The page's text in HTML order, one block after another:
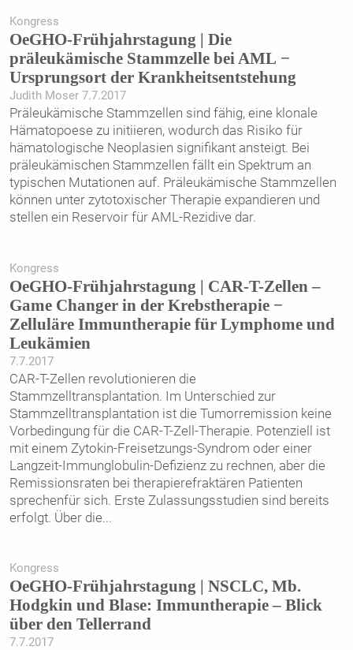
Kongress
OeGHO-Frühjahrstagung | Die
präleukämische Stammzelle bei AML −
Ursprungsort der Krankheitsentstehung
Judith Moser 7.7.2017
Präleukämische Stammzellen sind fähig, eine klonale
Hämatopoese zu initiieren, wodurch das Risiko für
hämatologische Neoplasien signifikant ansteigt. Bei
präleukämischen Stammzellen fällt ein Spektrum an
typischen Mutationen auf. Präleukämische Stammzellen
können unter zytotoxischer Therapie expandieren und
stellen ein Reservoir für AML-Rezidive dar.
Kongress
OeGHO-Frühjahrstagung | CAR-T-Zellen –
Game Changer in der Krebstherapie −
Zelluläre Immuntherapie für Lymphome und
Leukämien
7.7.2017
CAR-T-Zellen revolutionieren die
Stammzelltransplantation. Im Unterschied zur
Stammzelltransplantation ist die Tumorremission keine
Vorbedingung für die CAR-T-Zell-Therapie. Potenziell ist
mit einem Zytokin-Freisetzungs-Syndrom oder einer
Langzeit-Immunglobulin-Defizienz zu rechnen, aber die
Remissionsraten bei therapierefraktären Patienten
sprechenfür sich. Erste Zulassungsstudien sind bereits
erfolgt. Über die...
Kongress
OeGHO-Frühjahrstagung | NSCLC, Mb.
Hodgkin und Blase: Immuntherapie – Blick
über den Tellerrand
7.7.2017